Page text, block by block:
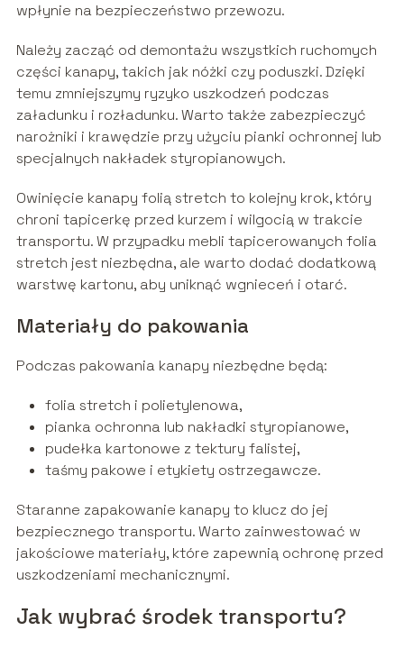
wpłynie na bezpieczeństwo przewozu.
Należy zacząć od demontażu wszystkich ruchomych
części kanapy, takich jak nóżki czy poduszki. Dzięki
temu zmniejszymy ryzyko uszkodzeń podczas
załadunku i rozładunku. Warto także zabezpieczyć
narożniki i krawędzie przy użyciu pianki ochronnej lub
specjalnych nakładek styropianowych.
Owinięcie kanapy folią stretch to kolejny krok, który
chroni tapicerkę przed kurzem i wilgocią w trakcie
transportu. W przypadku mebli tapicerowanych folia
stretch jest niezbędna, ale warto dodać dodatkową
warstwę kartonu, aby uniknąć wgnieceń i otarć.
Materiały do pakowania
Podczas pakowania kanapy niezbędne będą:
folia stretch i polietylenowa,
pianka ochronna lub nakładki styropianowe,
pudełka kartonowe z tektury falistej,
taśmy pakowe i etykiety ostrzegawcze.
Staranne zapakowanie kanapy to klucz do jej
bezpiecznego transportu. Warto zainwestować w
jakościowe materiały, które zapewnią ochronę przed
uszkodzeniami mechanicznymi.
Jak wybrać środek transportu?